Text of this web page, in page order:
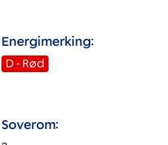
Energimerking:
D - Rød
Soverom: